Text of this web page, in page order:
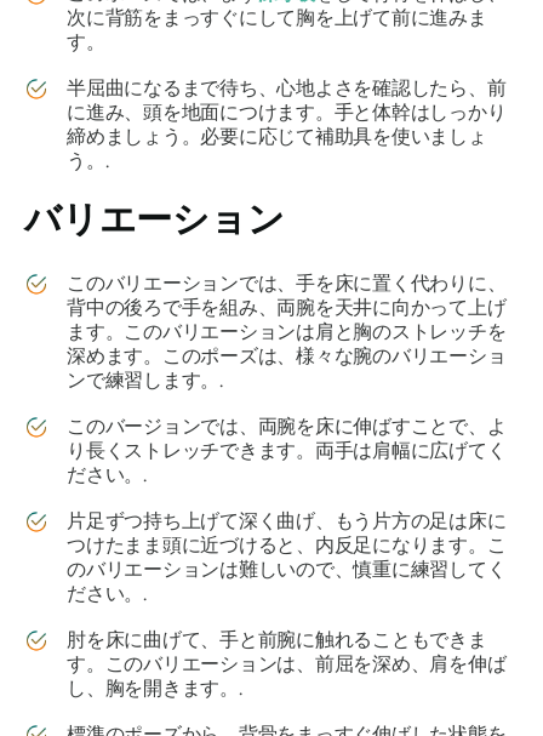
次に背筋をまっすぐにして胸を上げて前に進みま
す。
半屈曲になるまで待ち、心地よさを確認したら、前
に進み、頭を地面につけます。手と体幹はしっかり
締めましょう。必要に応じて補助具を使いましょ
う。.
バリエーション
このバリエーションでは、手を床に置く代わりに、
背中の後ろで手を組み、両腕を天井に向かって上げ
ます。このバリエーションは肩と胸のストレッチを
深めます。このポーズは、様々な腕のバリエーショ
ンで練習します。.
このバージョンでは、両腕を床に伸ばすことで、よ
り長くストレッチできます。両手は肩幅に広げてく
ださい。.
片足ずつ持ち上げて深く曲げ、もう片方の足は床に
つけたまま頭に近づけると、内反足になります。こ
のバリエーションは難しいので、慎重に練習してく
ださい。.
肘を床に曲げて、手と前腕に触れることもできま
す。このバリエーションは、前屈を深め、肩を伸ば
し、胸を開きます。.